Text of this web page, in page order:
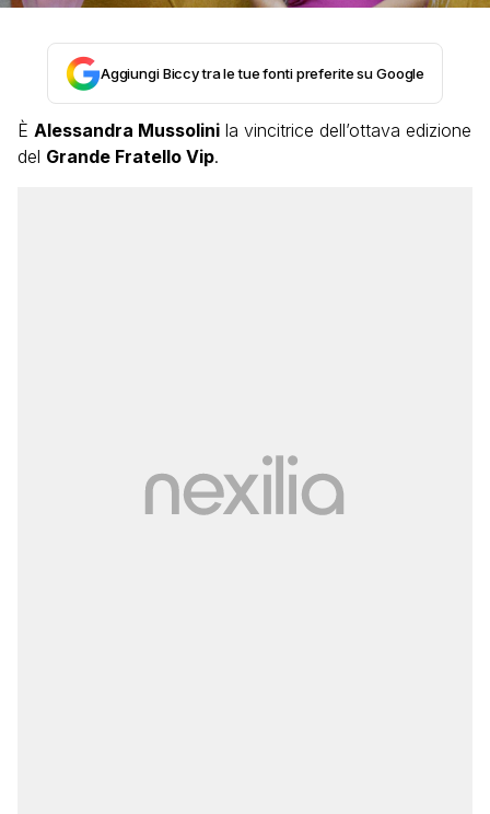
Aggiungi Biccy tra le tue fonti preferite su Google
È Alessandra Mussolini la vincitrice dell’ottava edizione
del Grande Fratello Vip.